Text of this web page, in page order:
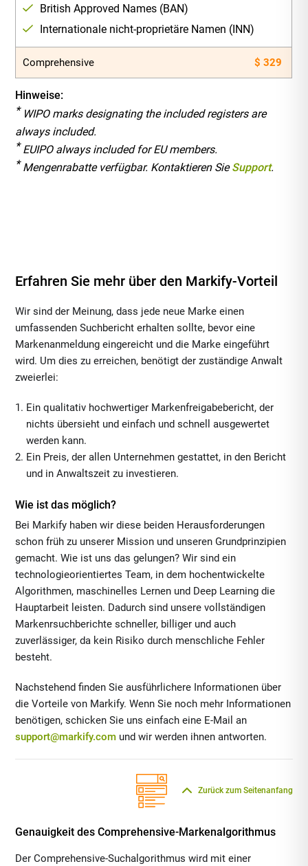
British Approved Names (BAN)
Internationale nicht-proprietäre Namen (INN)
Comprehensive $ 329
Hinweise:
* WIPO marks designating the included registers are
always included.
* EUIPO always included for EU members.
* Mengenrabatte verfügbar. Kontaktieren SieSupport.
Erfahren Sie mehr über den Markify-Vorteil
Wir sind der Meinung, dass jede neue Marke einen
umfassenden Suchbericht erhalten sollte, bevor eine
Markenanmeldung eingereicht und die Marke eingeführt
wird. Um dies zu erreichen, benötigt der zuständige Anwalt
zweierlei:
Ein qualitativ hochwertiger Markenfreigabebericht, der
nichts übersieht und einfach und schnell ausgewertet
werden kann.
Ein Preis, der allen Unternehmen gestattet, in den Bericht
und in Anwaltszeit zu investieren.
Wie ist das möglich?
Bei Markify haben wir diese beiden Herausforderungen
schon früh zu unserer Mission und unseren Grundprinzipien
gemacht. Wie ist uns das gelungen? Wir sind ein
technologieorientiertes Team, in dem hochentwickelte
Algorithmen, maschinelles Lernen und Deep Learning die
Hauptarbeit leisten. Dadurch sind unsere vollständigen
Markenrsuchberichte schneller, billiger und auch
zuverlässiger, da kein Risiko durch menschliche Fehler
besteht.
Nachstehend finden Sie ausführlichere Informationen über
die Vorteile von Markify. Wenn Sie noch mehr Informationen
benötigen, schicken Sie uns einfach eine E-Mail an
support@markify.com und wir werden ihnen antworten.
Genauigkeit des Comprehensive-Markenalgorithmus
Zurück zum Seitenanfang
Der Comprehensive-Suchalgorithmus wird mit einer